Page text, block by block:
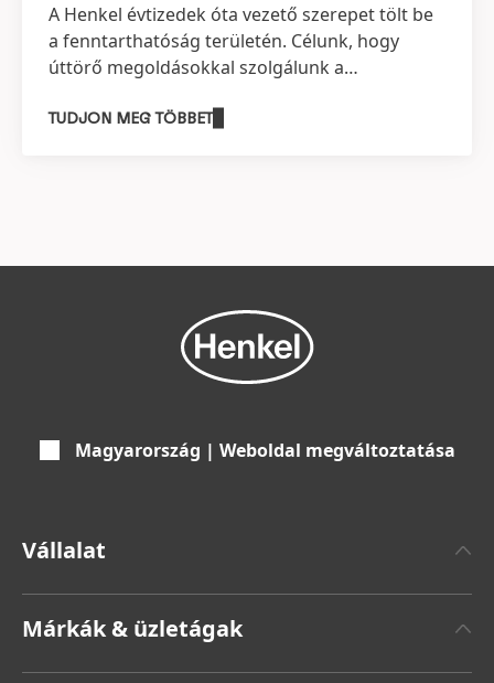
A Henkel évtizedek óta vezető szerepet tölt be
a fenntarthatóság területén. Célunk, hogy
úttörő megoldásokkal szolgálunk a
felelős üzletvitelt folytatunk és növeljük
TUDJON MEG TÖBBET
Magyarország | Weboldal megváltoztatása
Vállalat
Márkák & üzletágak